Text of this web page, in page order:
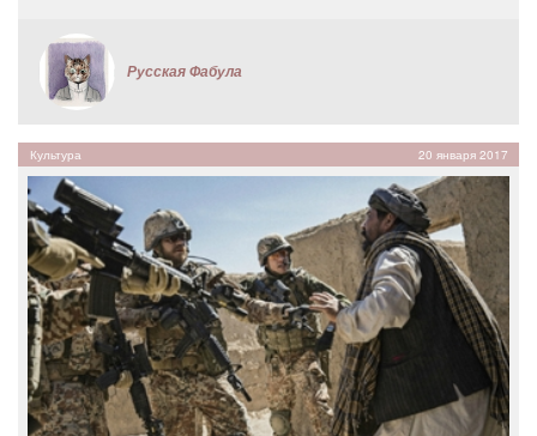
Русская Фабула
Культура 20 января 2017